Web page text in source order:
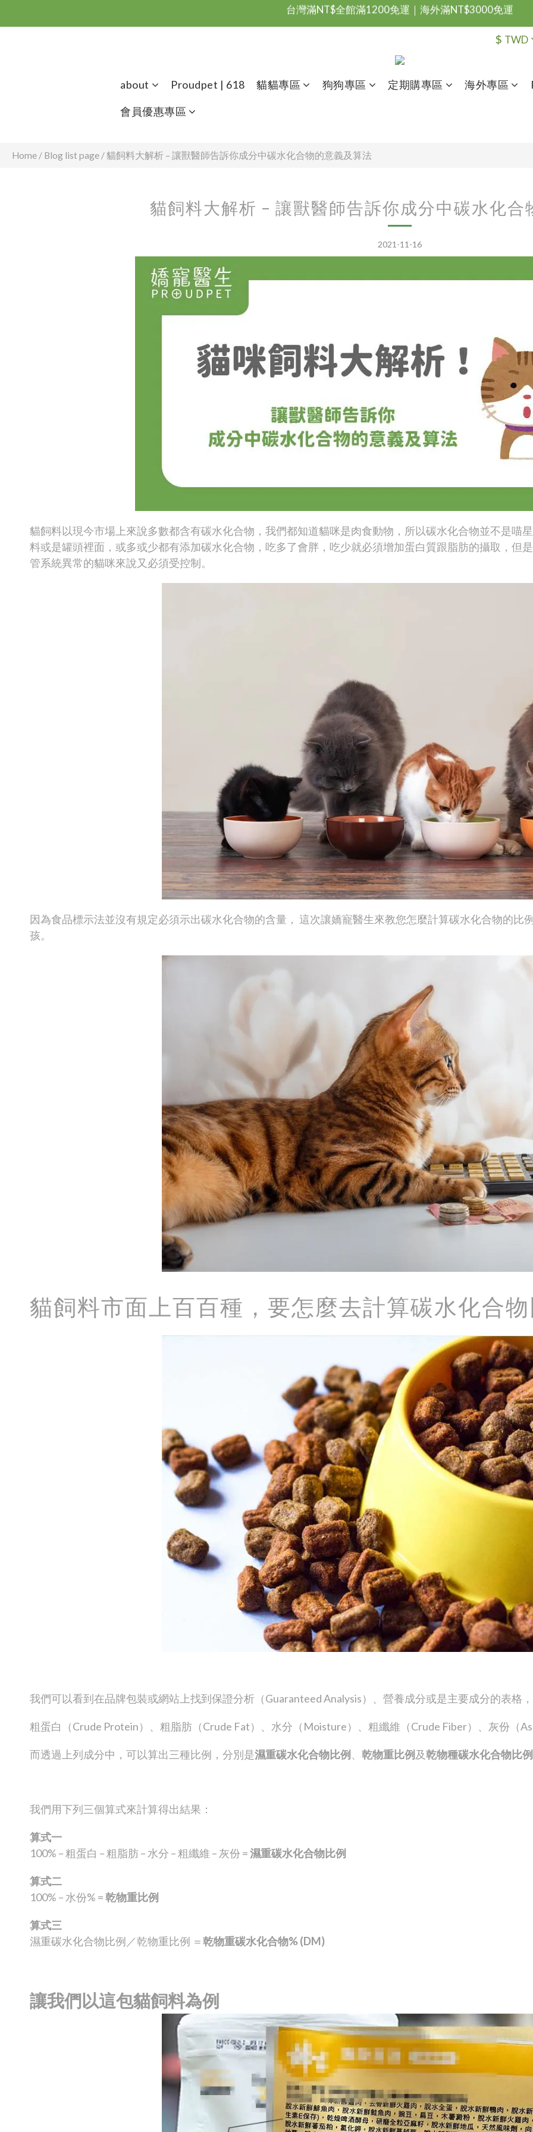
台灣滿NT$全館滿1200免運｜海外滿NT$3000免運
會員優惠專區由此進
台灣滿NT$全館滿1200免運｜海外滿NT$3000免運
$ TWD
about Proudpet | 618 貓貓專區 狗狗專區 定期購專區 海外專區
會員優惠專區
Home / Blog list page /貓飼料大解析 – 讓獸醫師告訴你成分中碳水化合物的意義及算法
貓飼料大解析 – 讓獸醫師告訴你成分中碳水化合
2021-11-16
貓飼料以現今市場上來說多數都含有碳水化合物，我們都知道貓咪是肉食動物，所以碳水化合物並不是喵
料或是罐頭裡面，或多或少都有添加碳水化合物，吃多了會胖，吃少就必須增加蛋白質跟脂肪的攝取，但
管系統異常的貓咪來說又必須受控制。
因為食品標示法並沒有規定必須示出碳水化合物的含量， 這次讓嬌寵醫生來教您怎麼計算碳水化合物的比
孩。
貓飼料市面上百百種，要怎麼去計算碳水化合
我們可以看到在品牌包裝或網站上找到保證分析（Guaranteed Analysis）、營養成分或是主要成分的表格
粗蛋白（Crude Protein）、粗脂肪（Crude Fat）、水分（Moisture）、粗纖維（Crude Fiber）、灰份（
而透過上列成分中，可以算出三種比例，分別是濕重碳水化合物比例 、 乾物重比例 及乾物種碳水化合物比
我們用下列三個算式來計算得出結果：
算式一
100% – 粗蛋白 – 粗脂肪 – 水分 – 粗纖維 – 灰份 =濕重碳水化合物比例
算式二
100% – 水份% =乾物重比例
算式三
濕重碳水化合物比例／乾物重比例 ＝乾物重碳水化合物% (DM)
讓我們以這包貓飼料為例